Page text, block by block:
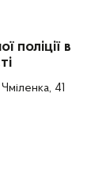
поліції в
41